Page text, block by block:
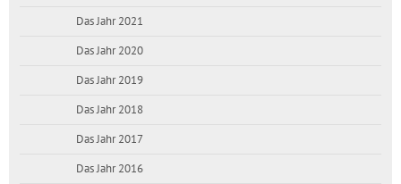
Das Jahr 2021
Das Jahr 2020
Das Jahr 2019
Das Jahr 2018
Das Jahr 2017
Das Jahr 2016